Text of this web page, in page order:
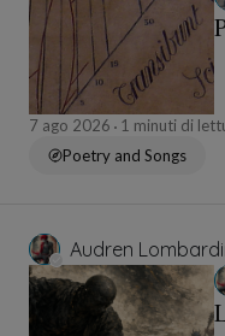
7 ago 2026
1 minuti di
Poetry and Songs
Audren